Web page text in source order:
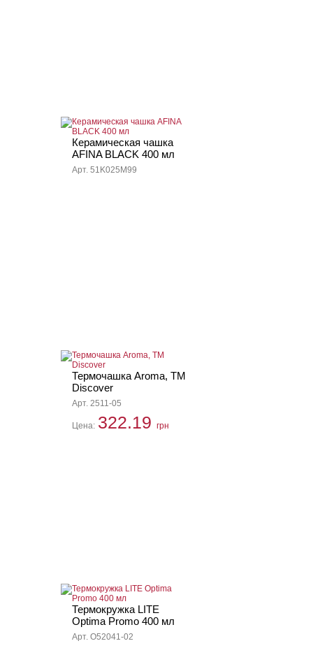
Керамическая чашка
AFINA BLACK 400 мл
Арт. 51K025M99
Термочашка Aroma, TM
Discover
Арт. 2511-05
Цена: 322.19 грн
Термокружка LITE
Optima Promo 400 мл
Арт. O52041-02